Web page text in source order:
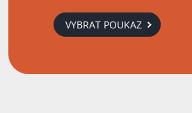
VYBRAT POUKAZ